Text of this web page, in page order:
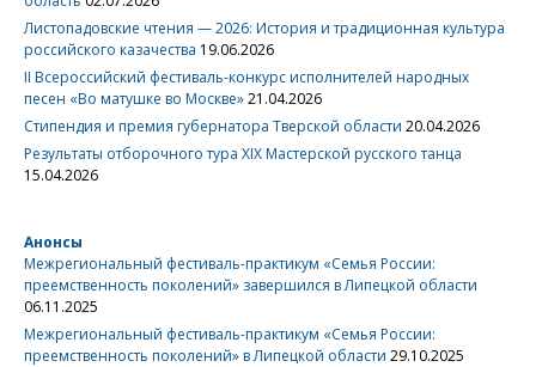
Листопадовские чтения — 2026: История и традиционная культура
российского казачества 19.06.2026
II Всероссийский фестиваль-конкурс исполнителей народных
песен «Во матушке во Москве»21.04.2026
Стипендия и премия губернатора Тверской области 20.04.2026
Результаты отборочного тура XIX Мастерской русского танца
15.04.2026
Анонсы
Межрегиональный фестиваль-практикум «Семья России:
преемственность поколений» завершился в Липецкой области
06.11.2025
Межрегиональный фестиваль-практикум «Семья России:
преемственность поколений» в Липецкой области 29.10.2025